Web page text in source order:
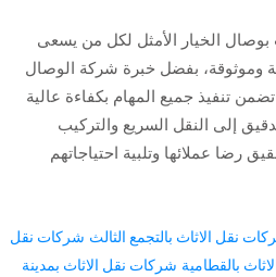
بوصال الخيار الأمثل لكل من يسعى
وموثوقة، بفضل خبرة شركة الوصال
تنفيذ جميع المهام بكفاءة عالية
إلى النقل السريع والتركيب
رضا عملائها وتلبية احتياجاتهم
نقل الاثاث بالتجمع الثالث شركات نقل
بالقطامية شركات نقل الاثاث بمدينة